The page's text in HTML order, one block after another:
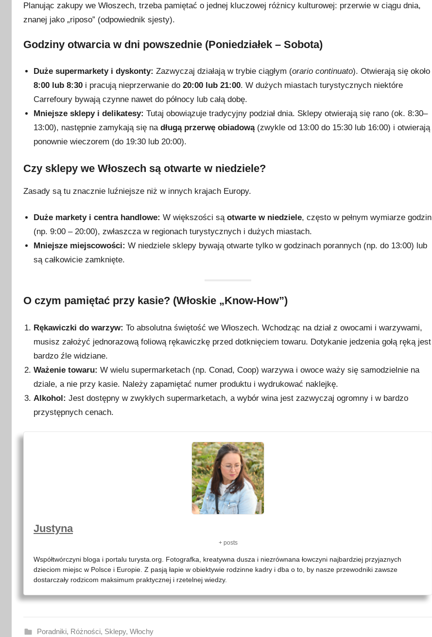
Planując zakupy we Włoszech, trzeba pamiętać o jednej kluczowej różnicy kulturowej: przerwie w ciągu dnia,
znanej jako „riposo” (odpowiednik sjesty).
Godziny otwarcia w dni powszednie (Poniedziałek – Sobota)
Duże supermarkety i dyskonty: Zazwyczaj działają w trybie ciągłym (orario continuato). Otwierają się około
8:00 lub 8:30 i pracują nieprzerwanie do20:00 lub 21:00. W dużych miastach turystycznych niektóre
Carrefoury bywają czynne nawet do północy lub całą dobę.
Mniejsze sklepy i delikatesy: Tutaj obowiązuje tradycyjny podział dnia. Sklepy otwierają się rano (ok. 8:30–
13:00), następnie zamykają się nadługą przerwę obiadową(zwykle od 13:00 do 15:30 lub 16:00) i otwierają
ponownie wieczorem (do 19:30 lub 20:00).
Czy sklepy we Włoszech są otwarte w niedziele?
Zasady są tu znacznie luźniejsze niż w innych krajach Europy.
Duże markety i centra handlowe: W większości sąotwarte w niedziele, często w pełnym wymiarze godzin
(np. 9:00 – 20:00), zwłaszcza w regionach turystycznych i dużych miastach.
Mniejsze miejscowości: W niedziele sklepy bywają otwarte tylko w godzinach porannych (np. do 13:00) lub
są całkowicie zamknięte.
O czym pamiętać przy kasie? (Włoskie „Know-How”)
Rękawiczki do warzyw: To absolutna świętość we Włoszech. Wchodząc na dział z owocami i warzywami,
musisz założyć jednorazową foliową rękawiczkę przed dotknięciem towaru. Dotykanie jedzenia gołą ręką jest
bardzo źle widziane.
Ważenie towaru: W wielu supermarketach (np. Conad, Coop) warzywa i owoce waży się samodzielnie na
dziale, a nie przy kasie. Należy zapamiętać numer produktu i wydrukować naklejkę.
Alkohol: Jest dostępny w zwykłych supermarketach, a wybór wina jest zazwyczaj ogromny i w bardzo
przystępnych cenach.
Justyna
+ posts
Współtwórczyni bloga i portalu turysta.org. Fotografka, kreatywna dusza i niezrównana łowczyni najbardziej przyjaznych
dzieciom miejsc w Polsce i Europie. Z pasją łapie w obiektywie rodzinne kadry i dba o to, by nasze przewodniki zawsze
dostarczały rodzicom maksimum praktycznej i rzetelnej wiedzy.
Poradniki, Różności, Sklepy, Włochy